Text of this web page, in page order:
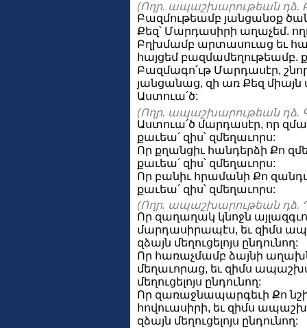
(Ողր. ապաշխարութեան դձ.
Բազմութեամբ յանցանօք
Քեզ՝ Մարդասիրի աղաչեմ.
Բղխմամբ արտասուաց եւ
հայցեմ բազմամեղութեամբ.
Բազմագո՛ւթ Մարդասէր,
յանցանաց, զի առ Քեզ
Աստուա՛ծ:
(Ողր. ապաշխարութեան դձ.
Աստուա՛ծ մարդասէր, որ
քաւեա՛ զիս՝ զմեղաւորս:
Որ քղանցիւ հանդերձի Քո
քաւեա՛ զիս՝ զմեղաւորս:
Որ բանիւ հրամանի Քո
քաւեա՛ զիս՝ զմեղաւորս:
(Ողր. ապաշխարութեան դձ.
Որ զաղաղակ կնոջն
մարդասիրապէս, եւ զիմս
զձայն մեղուցելոյս ընդունող:
Որ հառաչմամբ ձայնի
մեղաւորաց, եւ զիմս
մեղուցելոյս ընդունող:
Որ զառաջնապարգեւի Քո
հովուասիրի, եւ զիմս
զձայն մեղուցելոյս ընդունող: